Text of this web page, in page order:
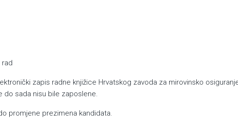
rad
zapis radne knjižice Hrvatskog zavoda za mirovinsko
do sada nisu bile zaposlene.
promjene prezimena kandidata.